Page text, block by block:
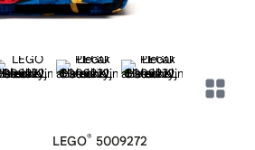
LEGO® 5009272